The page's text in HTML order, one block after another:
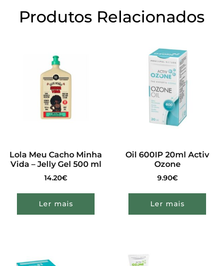
Produtos Relacionados
Lola Meu Cacho Minha
Vida – Jelly Gel 500 ml
14.20€
Ler mais
Oil 600IP 20ml Activ
Ozone
9.90€
Ler mais